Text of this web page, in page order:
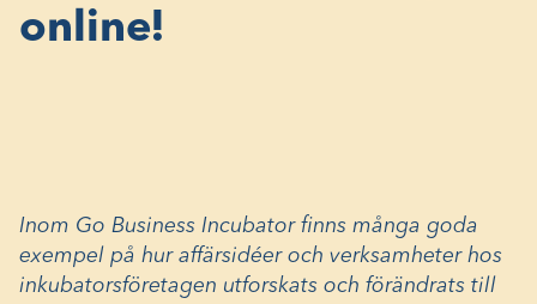
online!
Inom Go Business Incubator finns många goda
exempel på hur affärsidéer och verksamheter hos
inkubatorsföretagen utforskats och förändrats till